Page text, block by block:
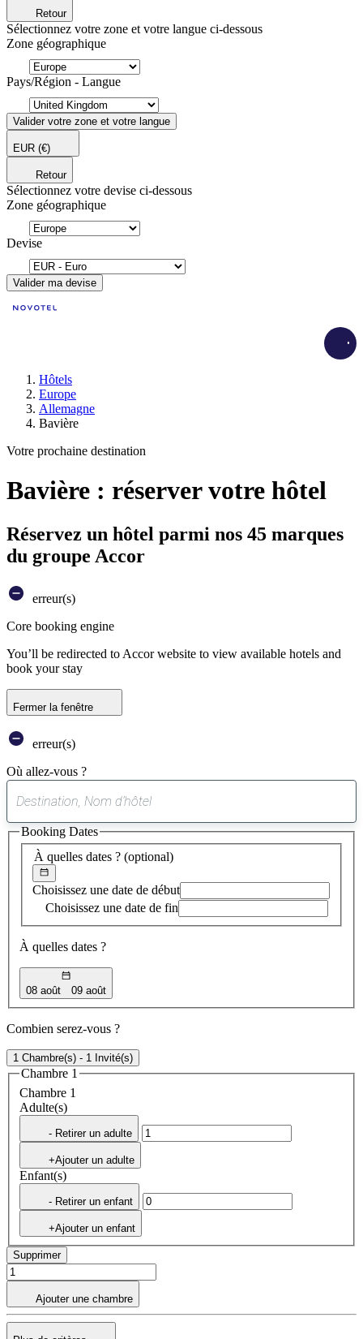
Retour
Sélectionnez votre zone et votre langue ci-dessous
Zone géographique
Pays/Région - Langue
Valider votre zone et votre langue
EUR (€)
Retour
Sélectionnez votre devise ci-dessous
Zone géographique
Devise
Valider ma devise
Hôtels
Europe
Allemagne
Bavière
Votre prochaine destination
Bavière : réserver votre hôtel
Réservez un hôtel parmi nos 45 marques
du groupe Accor
erreur(s)
Core booking engine
You’ll be redirected to Accor website to view available hotels and
book your stay
Fermer la fenêtre
erreur(s)
Où allez-vous ?
suggestion
trouvée
À quelles dates ? (optional)
Choisissez une date de début
Choisissez une date de fin
À quelles dates ?
08 août 09 août
Booking Dates
Combien serez-vous ?
1 Chambre(s) - 1 Invité(s)
Chambre 1
Chambre 1
Adulte(s)
- Retirer un adulte
+Ajouter un adulte
Enfant(s)
- Retirer un enfant
+Ajouter un enfant
Supprimer
Ajouter une chambre